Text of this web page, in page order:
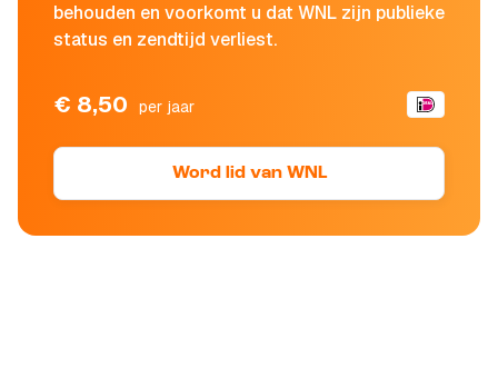
behouden en voorkomt u dat WNL zijn publieke
status en zendtijd verliest.
€ 8,50 per jaar
Word lid van WNL